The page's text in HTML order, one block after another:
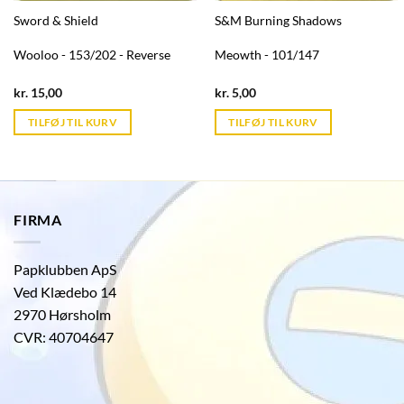
Sword & Shield
Wooloo - 153/202 - Reverse
kr. 15,00Current
is:
kr. 39,95.
TILFØJ TIL KURV
S&M Burning Shadows
Meowth - 101/147
kr.5,00Current
is:
kr. 39,95.
TILFØJ TIL KURV
FIRMA
Papklubben ApS
Ved Klædebo 14
2970 Hørsholm
CVR: 40704647